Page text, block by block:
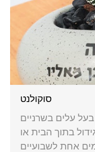
סוקולנט
עלים בשרניים
בתוך הבית או
אחת לשבועיים